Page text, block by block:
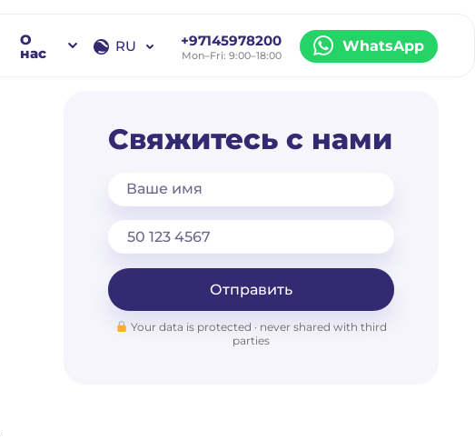
О
нас RU +97145978200
Mon–Fri: 9:00–18:00
WhatsApp
Свяжитесь с нами
Ваше имя
Отправить
Your data is protected · never shared with third
parties